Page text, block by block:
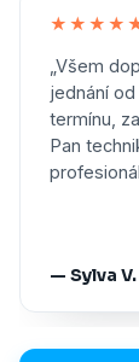
„Všem
jednání
termínu,
Pan
— Sylva V.